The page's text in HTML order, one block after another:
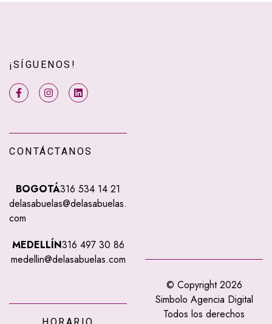
¡SÍGUENOS!
CONTÁCTANOS
BOGOTÁ316 534 14 21
delasabuelas@delasabuelas.
com
MEDELLÍN316 497 30 86
medellin@delasabuelas.com
© Copyright 2026
Simbolo Agencia Digital
Todos los derechos